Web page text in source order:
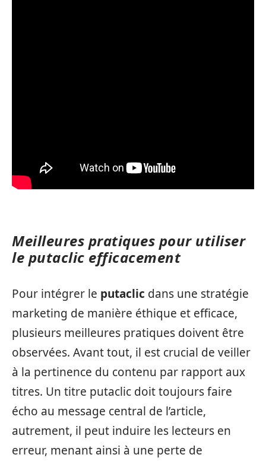
Meilleures pratiques pour utiliser
le putaclic efficacement
Pour intégrer le putaclic dans une stratégie
marketing de manière éthique et efficace,
plusieurs meilleures pratiques doivent être
observées. Avant tout, il est crucial de veiller
à la pertinence du contenu par rapport aux
titres. Un titre putaclic doit toujours faire
écho au message central de l’article,
autrement, il peut induire les lecteurs en
erreur, menant ainsi à une perte de